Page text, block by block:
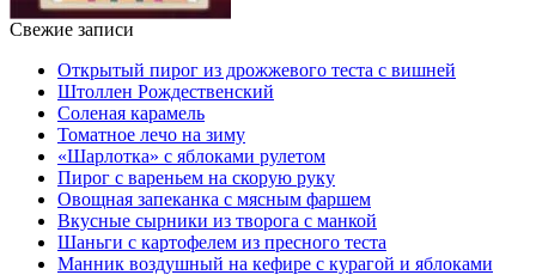
Свежие записи
Открытый пирог из дрожжевого теста с вишней
Штоллен Рождественский
Соленая карамель
Томатное лечо на зиму
«Шарлотка» с яблоками рулетом
Пирог с вареньем на скорую руку
Овощная запеканка с мясным фаршем
Вкусные сырники из творога с манкой
Шаньги с картофелем из пресного теста
Манник воздушный на кефире с курагой и яблоками